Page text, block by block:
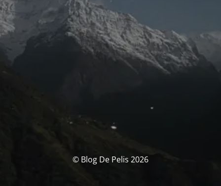
© Blog De Pelis 2026